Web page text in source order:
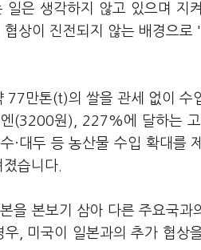
일은 생각하지 않고 있으며 지
상이 진전되지 않는 배경으
77만톤(t)의 쌀을 관세 없이
(3200원), 227%에 달하는
·대두 등 농산물 수입 확대를
습니다.
을 본보기 삼아 다른 주요국과
, 미국이 일본과의 추가 협상